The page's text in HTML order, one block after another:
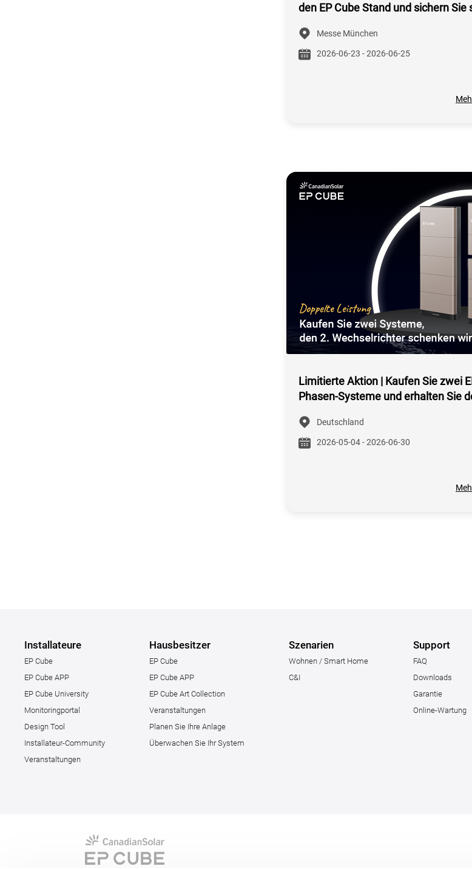
den EP Cube Stand und sichern Sie
Zugang zum kreativen Workshop
Messe München
2026-06-23 - 2026-06-25
Limitierte Aktion | Kaufen Sie zwei
Phasen-Systeme und erhalten Sie
Deutschland
2026-05-04 - 2026-06-30
Installateure
EP Cube
EP Cube APP
EP Cube University
Monitoringportal
Design Tool
Installateur-Community
Veranstaltungen
Hausbesitzer
EP Cube
EP Cube APP
EP Cube Art Collection
Veranstaltungen
Planen Sie Ihre Anlage
Überwachen Sie Ihr System
Szenarien
Wohnen / Smart Home
C&I
Support
FAQ
Downloads
Garantie
Online-Wartung